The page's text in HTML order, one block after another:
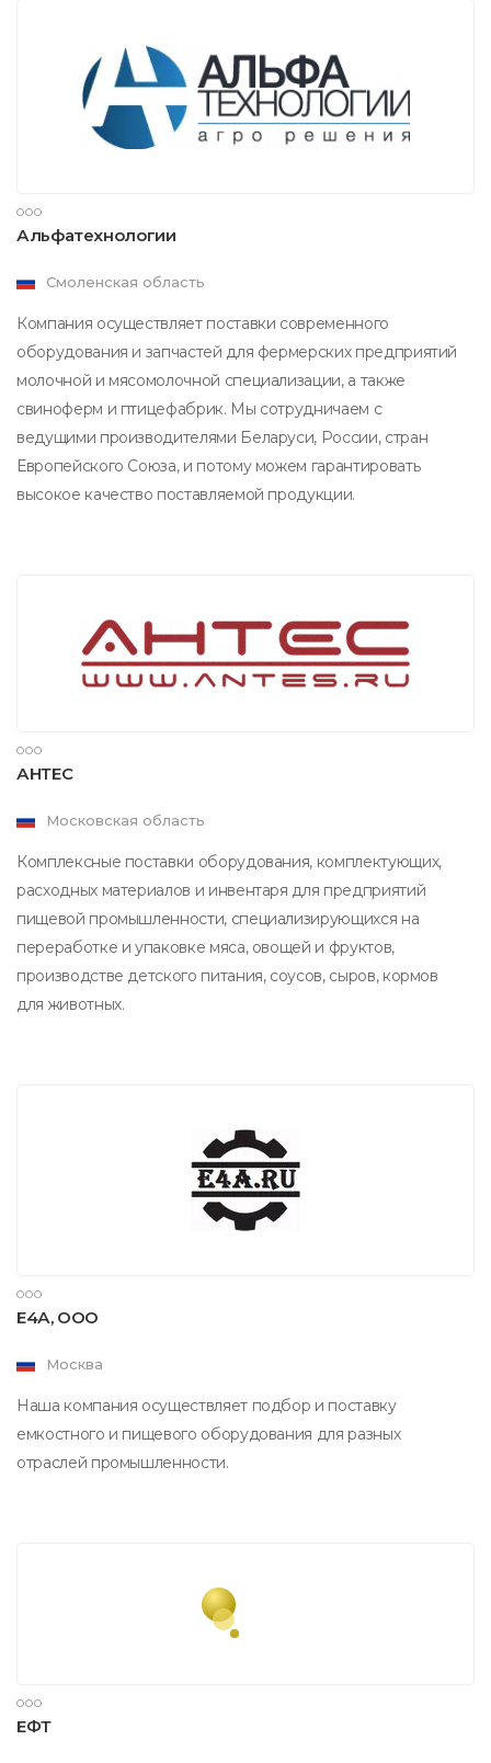
ООО
Альфатехнологии
Смоленская область
Компания осуществляет поставки современного
оборудования и запчастей для фермерских предприятий
молочной и мясомолочной специализации, а также
свиноферм и птицефабрик. Мы сотрудничаем с
ведущими производителями Беларуси, России, стран
Европейского Союза, и потому можем гарантировать
высокое качество поставляемой продукции.
ООО
АНТЕС
Московская область
Комплексные поставки оборудования, комплектующих,
расходных материалов и инвентаря для предприятий
пищевой промышленности, специализирующихся на
переработке и упаковке мяса, овощей и фруктов,
производстве детского питания, соусов, сыров, кормов
для животных.
ООО
Е4А, ООО
Москва
Наша компания осуществляет подбор и поставку
емкостного и пищевого оборудования для разных
отраслей промышленности.
ООО
ЕФТ